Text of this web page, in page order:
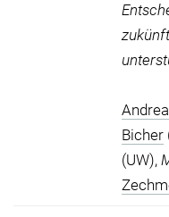
Bicher
(UW),